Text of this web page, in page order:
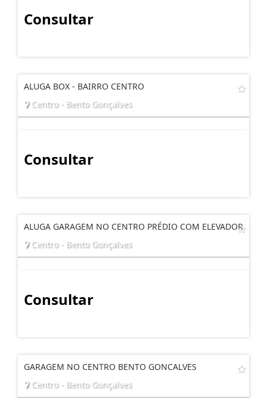
Consultar
ALUGA BOX - BAIRRO CENTRO
Centro - Bento Gonçalves
Consultar
ALUGA GARAGEM NO CENTRO PRÉDIO COM ELEVADOR
Centro - Bento Gonçalves
Consultar
GARAGEM NO CENTRO BENTO GONCALVES
Centro - Bento Gonçalves